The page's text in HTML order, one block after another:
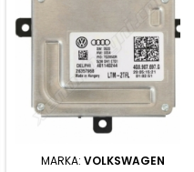
MARKA: VOLKSWAGEN